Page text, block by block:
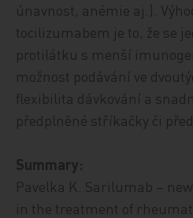
únavnost, anémie aj.).
tocilizumabem je to, že se
protilátku s menší
možnost podávání ve
flexibilita dávkování a
předplněné stříkačky či
Summary:
Pavelka K. Sarilumab –
in the treatment of